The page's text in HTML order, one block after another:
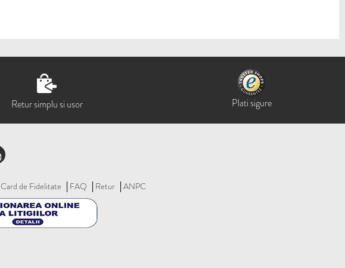
Retur simplu si usor Plati sigure
Card de Fidelitate FAQ Retur ANPC